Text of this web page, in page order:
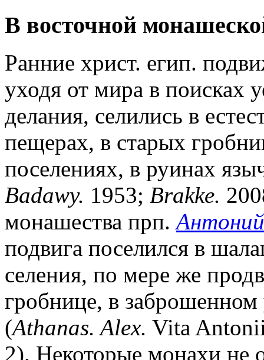
В восточной
Ранние христ. егип.
уходя от мира в поисках
делания, селились в
пещерах, в старых
поселениях, в руинах
Badawy. 1953; Brakke.
монашества прп.
подвига поселился в
селения, по мере же
гробнице, в
(Athanas. Alex. Vita
2). Некоторые монахи не